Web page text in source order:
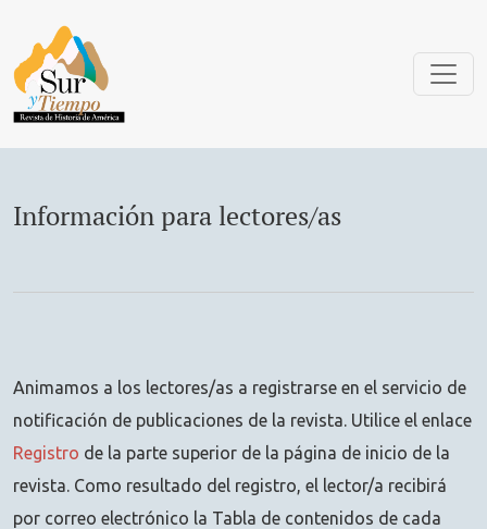
Información para lectores/as
Animamos a los lectores/as a registrarse en el servicio de
notificación de publicaciones de la revista. Utilice el enlace
Registro de la parte superior de la página de inicio de la
revista. Como resultado del registro, el lector/a recibirá
por correo electrónico la Tabla de contenidos de cada